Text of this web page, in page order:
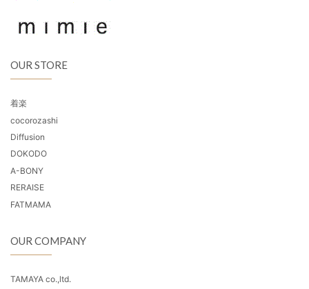
OUR STORE
着楽
cocorozashi
Diffusion
DOKODO
A-BONY
RERAISE
FATMAMA
OUR COMPANY
TAMAYA co.,ltd.